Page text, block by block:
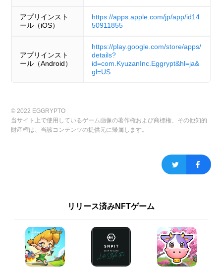
アプリインスト
ール（iOS）
https://apps.apple.com/jp/app/id14
50911855
アプリインスト
ール（Android）
https://play.google.com/store/apps/
details?
id=com.KyuzanInc.Eggrypt&hl=ja&
gl=US
© 2022 EGGRYPTO
当サイト上で使用しているゲーム画像の著作権および商標権、その他知的
財産権は、当該コンテンツの提供元に帰属します。
リリース済みNFTゲーム